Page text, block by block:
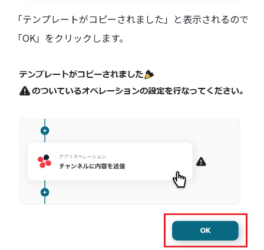
「テンプレートがコピーされました」と表示されるので
「OK」をクリックします。